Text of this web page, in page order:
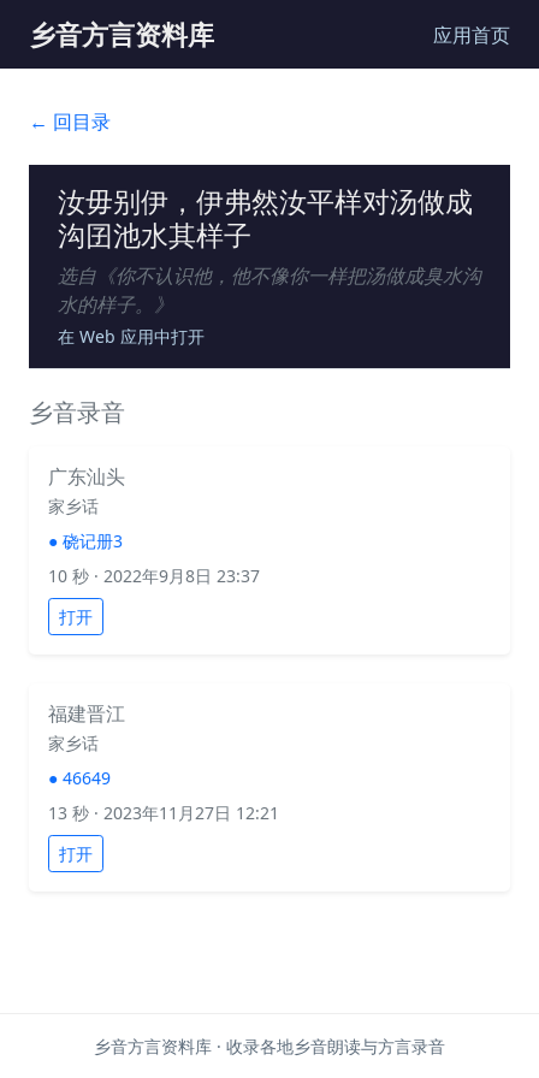
乡音方言资料库 应用首页
← 回目录
汝毋别伊，伊弗然汝平样对汤做成
沟囝池水其样子
选自《你不认识他，他不像你一样把汤做成臭水沟
水的样子。 》
在 Web 应用中打开
乡音录音
广东汕头
家乡话
● 硗记册3
10 秒 · 2022年9月8日 23:37
打开
福建晋江
家乡话
● 46649
13 秒 · 2023年11月27日 12:21
打开
乡音方言资料库 · 收录各地乡音朗读与方言录音